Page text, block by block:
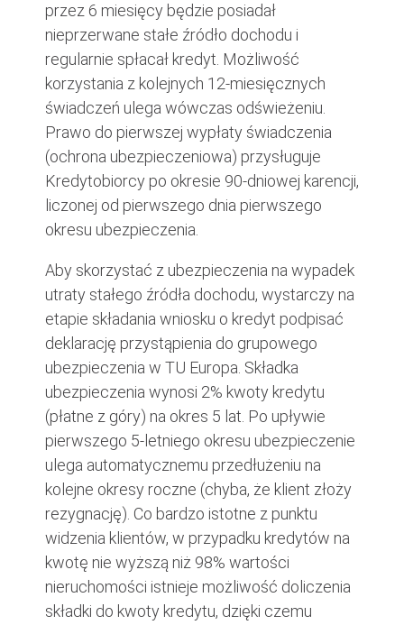
przez 6 miesięcy będzie posiadał
nieprzerwane stałe źródło dochodu i
regularnie spłacał kredyt. Możliwość
korzystania z kolejnych 12-miesięcznych
świadczeń ulega wówczas odświeżeniu.
Prawo do pierwszej wypłaty świadczenia
(ochrona ubezpieczeniowa) przysługuje
Kredytobiorcy po okresie 90-dniowej karencji,
liczonej od pierwszego dnia pierwszego
okresu ubezpieczenia.
Aby skorzystać z ubezpieczenia na wypadek
utraty stałego źródła dochodu, wystarczy na
etapie składania wniosku o kredyt podpisać
deklarację przystąpienia do grupowego
ubezpieczenia w TU Europa. Składka
ubezpieczenia wynosi 2% kwoty kredytu
(płatne z góry) na okres 5 lat. Po upływie
pierwszego 5-letniego okresu ubezpieczenie
ulega automatycznemu przedłużeniu na
kolejne okresy roczne (chyba, że klient złoży
rezygnację). Co bardzo istotne z punktu
widzenia klientów, w przypadku kredytów na
kwotę nie wyższą niż 98% wartości
nieruchomości istnieje możliwość doliczenia
składki do kwoty kredytu, dzięki czemu